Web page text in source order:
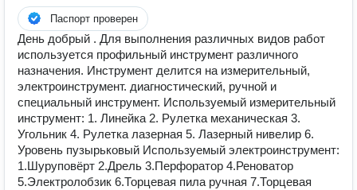
Паспорт проверен
День добрый . Для выполнения различных видов работ
используется профильный инструмент различного
назначения. Инструмент делится на измерительный,
электроинструмент. диагностический, ручной и
специальный инструмент. Используемый измерительный
инструмент: 1. Линейка 2. Рулетка механическая 3.
Угольник 4. Рулетка лазерная 5. Лазерный нивелир 6.
Уровень пузырьковый Используемый электроинструмент:
1.Шуруповёрт 2.Дрель 3.Перфоратор 4.Реноватор
5.Электролобзик 6.Торцевая пила ручная 7.Торцевая